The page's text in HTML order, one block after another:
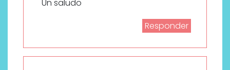
Un saludo
Responder